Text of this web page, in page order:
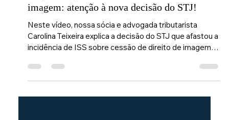
imagem: atenção à nova decisão do STJ!
Neste vídeo, nossa sócia e advogada tributarista
Carolina Teixeira explica a decisão do STJ que afastou a
incidência de ISS sobre cessão de direito de imagem
para contratos, empresas e operações que envolvem
exploração comercial de imagem. ▶️ Assista até o final e